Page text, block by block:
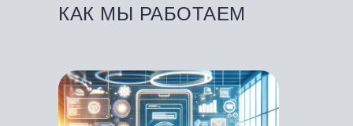
КАК МЫ РАБОТАЕМ